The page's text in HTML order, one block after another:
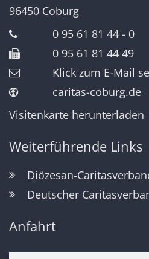
96450 Coburg
0 95 61 81 44 - 0
0 95 61 81 44 49
Klick zum E-Mail
caritas-coburg.de
Visitenkarte herunterladen
Weiterführende Links
Diözesan-
Deutscher
Anfahrt